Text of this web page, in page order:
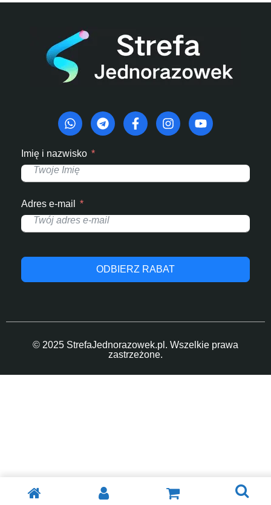
Imię i nazwisko
Adres e-mail
ODBIERZ RABAT
© 2025 StrefaJednorazowek.pl. Wszelkie prawa
zastrzeżone.